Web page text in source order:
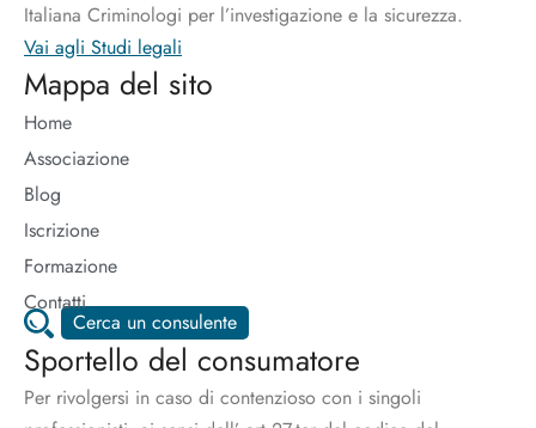
Italiana Criminologi per l’investigazione e la sicurezza.
Vai agli Studi legali
Mappa del sito
Home
Associazione
Blog
Iscrizione
Formazione
Contatti
Cerca un consulente
Sportello del consumatore
Per rivolgersi in caso di contenzioso con i singoli